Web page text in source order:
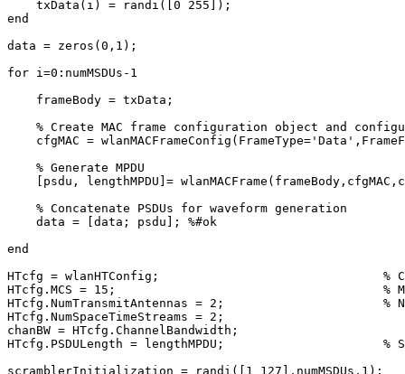
    txData(i) = randi([0 255]);
end
data = zeros(0,1);
for i=0:numMSDUs-1
    frameBody = txData;
% Create MAC frame configuration object and
cfgMAC =
    % Generate MPDU
[psdu, lengthMPDU]=
    % Concatenate PSDUs for waveform generation
    data = [data; psdu]; %#ok
end
HTcfg = wlanHTConfig;                               %
HTcfg.MCS = 15;                                     %
HTcfg.NumTransmitAntennas = 2;                      %
HTcfg.NumSpaceTimeStreams = 2;
chanBW = HTcfg.ChannelBandwidth;
HTcfg.PSDULength = lengthMPDU;                      %
scramblerInitialization = randi([1 127],numMSDUs,1);